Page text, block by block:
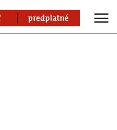
predplatné